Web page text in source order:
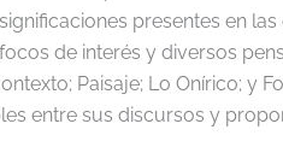
presentes en
de interés y diversos
Paisaje; Lo Onírico; y
entre sus discursos y